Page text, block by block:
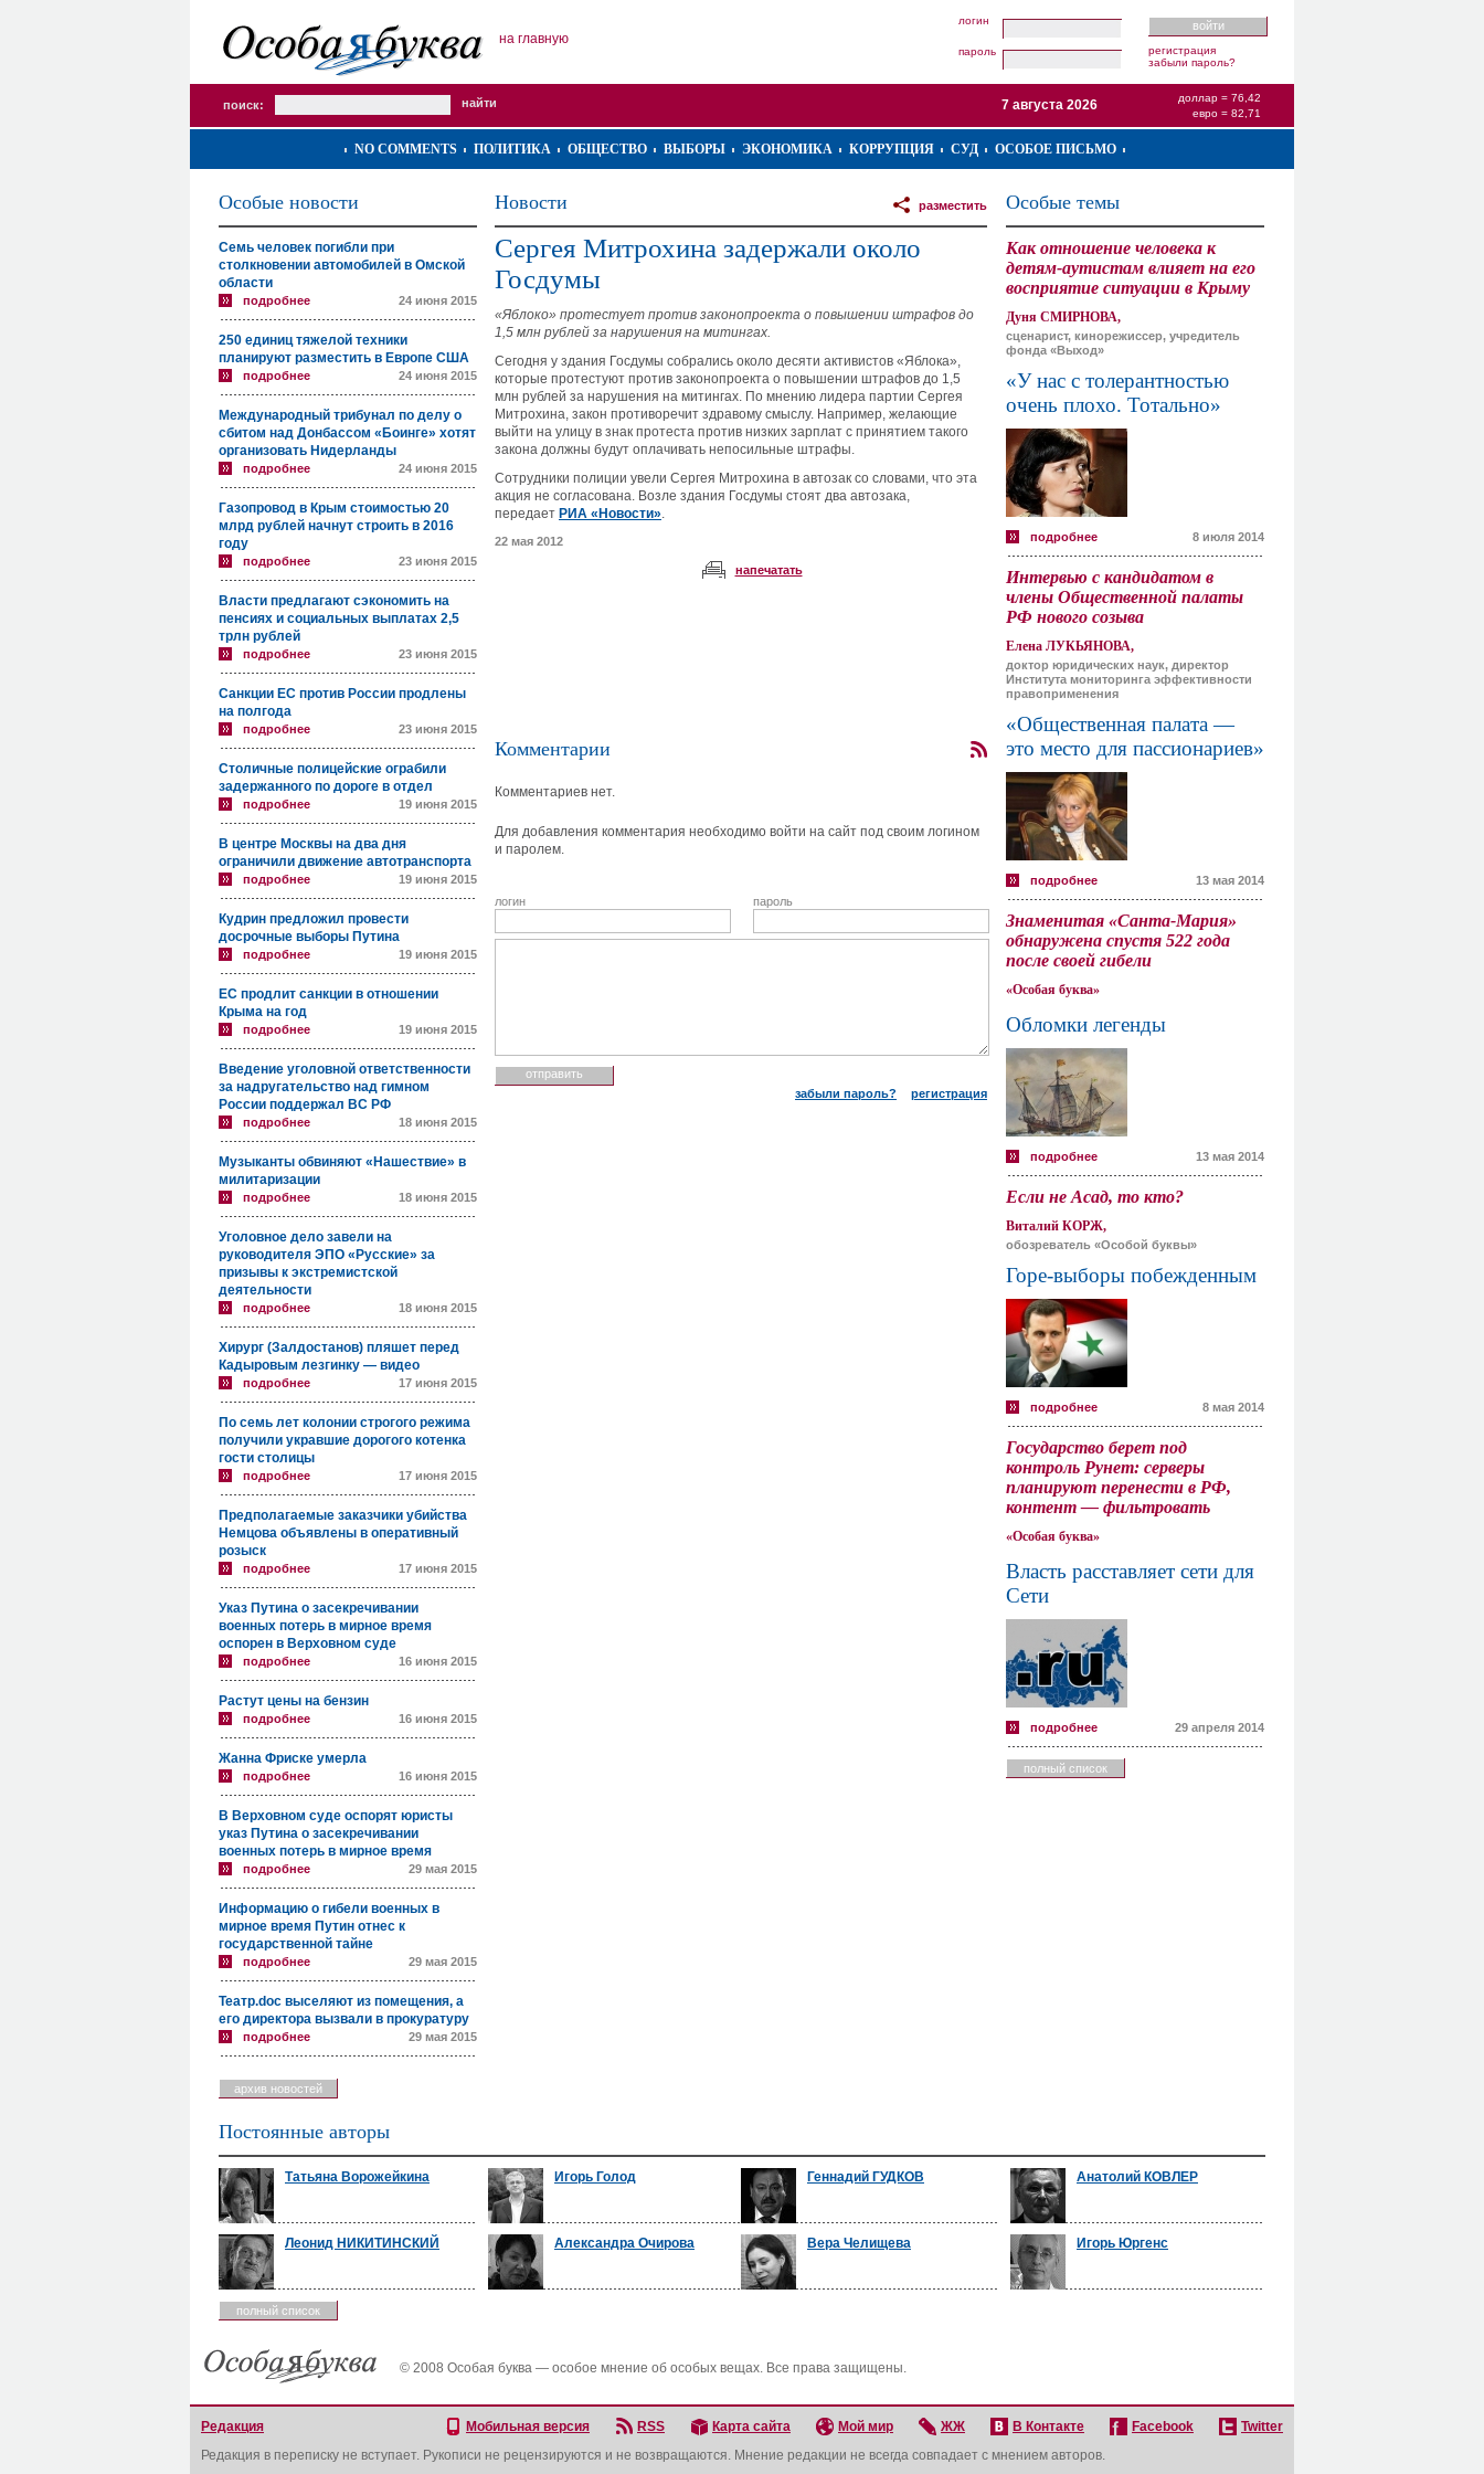
на главную
логин
пароль
регистрация
забыли пароль?
поиск:
доллар = 76,42
евро = 82,71
7 августа 2026
NO COMMENTS ПОЛИТИКА ОБЩЕСТВО ВЫБОРЫ ЭКОНОМИКА КОРРУПЦИЯ СУД ОСОБОЕ ПИСЬМО
Особые новости
Семь человек погибли при
столкновении автомобилей в Омской
области
подробнее 24 июня 2015
250 единиц тяжелой техники
планируют разместить в Европе США
подробнее 24 июня 2015
Международный трибунал по делу о
сбитом над Донбассом «Боинге» хотят
организовать Нидерланды
подробнее 24 июня 2015
Газопровод в Крым стоимостью 20
млрд рублей начнут строить в 2016
году
подробнее 23 июня 2015
Власти предлагают сэкономить на
пенсиях и социальных выплатах 2,5
трлн рублей
подробнее 23 июня 2015
Санкции ЕС против России продлены
на полгода
подробнее 23 июня 2015
Столичные полицейские ограбили
задержанного по дороге в отдел
подробнее 19 июня 2015
В центре Москвы на два дня
ограничили движение автотранспорта
подробнее 19 июня 2015
Кудрин предложил провести
досрочные выборы Путина
подробнее 19 июня 2015
ЕС продлит санкции в отношении
Крыма на год
подробнее 19 июня 2015
Введение уголовной ответственности
за надругательство над гимном
России поддержал ВС РФ
подробнее 18 июня 2015
Музыканты обвиняют «Нашествие» в
милитаризации
подробнее 18 июня 2015
Уголовное дело завели на
руководителя ЭПО «Русские» за
призывы к экстремистской
деятельности
подробнее 18 июня 2015
Хирург (Залдостанов) пляшет перед
Кадыровым лезгинку — видео
подробнее 17 июня 2015
По семь лет колонии строгого режима
получили укравшие дорогого котенка
гости столицы
подробнее 17 июня 2015
Предполагаемые заказчики убийства
Немцова объявлены в оперативный
розыск
подробнее 17 июня 2015
Указ Путина о засекречивании
военных потерь в мирное время
оспорен в Верховном суде
подробнее 16 июня 2015
Растут цены на бензин
подробнее 16 июня 2015
Жанна Фриске умерла
подробнее 16 июня 2015
В Верховном суде оспорят юристы
указ Путина о засекречивании
военных потерь в мирное время
подробнее 29 мая 2015
Информацию о гибели военных в
мирное время Путин отнес к
государственной тайне
подробнее 29 мая 2015
Театр.doc выселяют из помещения, а
его директора вызвали в прокуратуру
подробнее 29 мая 2015
архив новостей
Новости разместить
Сергея Митрохина задержали около
Госдумы
«Яблоко» протестует против законопроекта о повышении штрафов до
1,5 млн рублей за нарушения на митингах.
Сегодня у здания Госдумы собрались около десяти активистов «Яблока»,
которые протестуют против законопроекта о повышении штрафов до 1,5
млн рублей за нарушения на митингах. По мнению лидера партии Сергея
Митрохина, закон противоречит здравому смыслу. Например, желающие
выйти на улицу в знак протеста против низких зарплат с принятием такого
закона должны будут оплачивать непосильные штрафы.
Сотрудники полиции увели Сергея Митрохина в автозак со словами, что эта
акция не согласована. Возле здания Госдумы стоят два автозака,
передает РИА «Новости».
22 мая 2012
напечатать
Комментарии
Комментариев нет.
Для добавления комментария необходимо войти на сайт под своим логином
и паролем.
логин пароль
забыли пароль? регистрация
Особые темы
Как отношение человека к
детям-аутистам влияет на его
восприятие ситуации в Крыму
Дуня СМИРНОВА,
сценарист, кинорежиссер, учредитель
фонда «Выход»
«У нас с толерантностью
очень плохо. Тотально»
подробнее 8 июля 2014
Интервью с кандидатом в
члены Общественной палаты
РФ нового созыва
Елена ЛУКЬЯНОВА,
доктор юридических наук, директор
Института мониторинга эффективности
правоприменения
«Общественная палата —
это место для пассионариев»
подробнее 13 мая 2014
Знаменитая «Санта-Мария»
обнаружена спустя 522 года
после своей гибели
«Особая буква»
Обломки легенды
подробнее 13 мая 2014
Если не Асад, то кто?
Виталий КОРЖ,
обозреватель «Особой буквы»
Горе-выборы побежденным
подробнее 8 мая 2014
Государство берет под
контроль Рунет: серверы
планируют перенести в РФ,
контент — фильтровать
«Особая буква»
Власть расставляет сети для
Сети
подробнее 29 апреля 2014
полный список
Постоянные авторы
Татьяна Ворожейкина Игорь Голод Геннадий ГУДКОВ Анатолий КОВЛЕР
Леонид НИКИТИНСКИЙ Александра Очирова Вера Челищева Игорь Юргенс
полный список
© 2008 Особая буква — особое мнение об особых вещах. Все права защищены.
Редакция Мобильная версия RSS Карта сайта Мой мир ЖЖ В Контакте Facebook
Twitter
Редакция в переписку не вступает. Рукописи не рецензируются и не возвращаются. Мнение редакции не всегда совпадает с мнением авторов.